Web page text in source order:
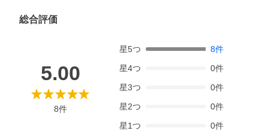
総合評価
5.00
8件
星5つ 8件
星4つ 0件
星3つ 0件
星2つ 0件
星1つ 0件